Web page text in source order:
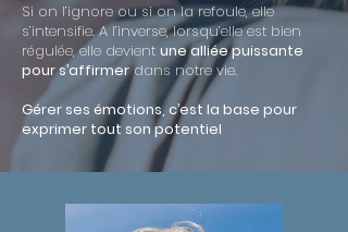
Si on l’ignore ou si on la refoule, elle
s’intensifie. A l’inverse, lorsqu’elle est bien
régulée, elle devient une alliée puissante
pour s’affirmerdans notre vie.
Gérer ses émotions, c’est la base pour
exprimer tout son potentiel